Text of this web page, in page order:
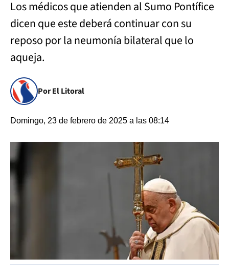
Los médicos que atienden al Sumo Pontífice
dicen que este deberá continuar con su
reposo por la neumonía bilateral que lo
aqueja.
Por El Litoral
Domingo, 23 de febrero de 2025 a las 08:14